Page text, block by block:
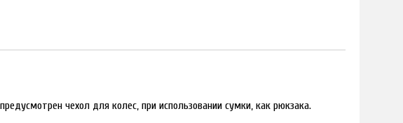
чехол для колес, при использовании сумки, как рюкзака.